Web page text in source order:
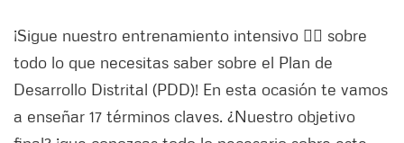
¡Sigue nuestro entrenamiento intensivo 🏋️‍♀️ sobre
todo lo que necesitas saber sobre el Plan de
Desarrollo Distrital (PDD)! En esta ocasión te vamos
a enseñar 17 términos claves. ¿Nuestro objetivo